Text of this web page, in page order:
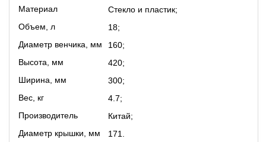
Материал
Стекло и пластик;
Объем, л
18;
Диаметр венчика, мм
160;
Высота, мм
420;
Ширина, мм
300;
Вес, кг
4.7;
Производитель
Китай;
Диаметр крышки, мм
171.